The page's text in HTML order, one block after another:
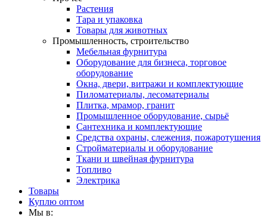
Растения
Тара и упаковка
Товары для животных
Промышленность, строительство
Мебельная фурнитура
Оборудование для бизнеса, торговое
оборудование
Окна, двери, витражи и комплектующие
Пиломатериалы, лесоматериалы
Плитка, мрамор, гранит
Промышленное оборудование, сырьё
Сантехника и комплектующие
Средства охраны, слежения, пожаротушения
Стройматериалы и оборудование
Ткани и швейная фурнитура
Топливо
Электрика
Товары
Куплю оптом
Мы в: